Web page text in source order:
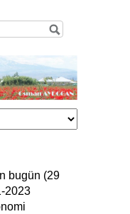
bugün (29
2023